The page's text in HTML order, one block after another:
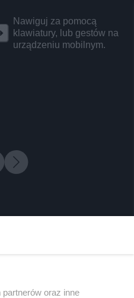
Nawiguj za pomocą
klawiatury, lub gestów na
urządzeniu mobilnym.
oraz inne